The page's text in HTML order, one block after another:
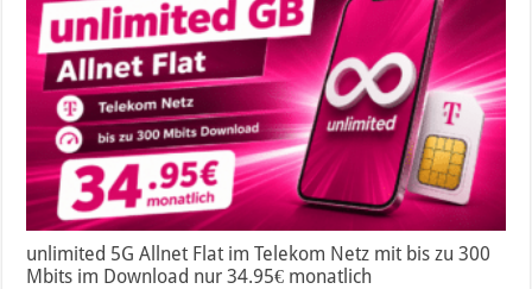
unlimited 5G Allnet Flat im Telekom Netz mit bis zu 300
Mbits im Download nur 34.95€ monatlich